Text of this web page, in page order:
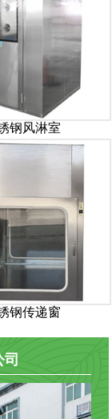
钢风淋室
钢传递窗